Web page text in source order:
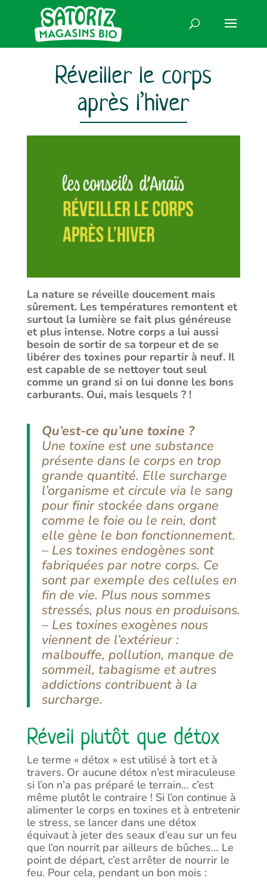
Réveiller le corps
après l’hiver
La nature se réveille doucement mais
sûrement. Les températures remontent et
surtout la lumière se fait plus généreuse
et plus intense. Notre corps a lui aussi
besoin de sortir de sa torpeur et de se
libérer des toxines pour repartir à neuf. Il
est capable de se nettoyer tout seul
comme un grand si on lui donne les bons
carburants. Oui, mais lesquels ? !
Qu’est-ce qu’une toxine ?
Une toxine est une substance
présente dans le corps en trop
grande quantité. Elle surcharge
l’organisme et circule via le sang
pour finir stockée dans organe
comme le foie ou le rein, dont
elle gène le bon fonctionnement.
– Les toxines endogènes sont
fabriquées par notre corps. Ce
sont par exemple des cellules en
fin de vie. Plus nous sommes
stressés, plus nous en produisons.
– Les toxines exogènes nous
viennent de l’extérieur :
malbouffe, pollution, manque de
sommeil, tabagisme et autres
addictions contribuent à la
surcharge.
Réveil plutôt que détox
Le terme « détox » est utilisé à tort et à
travers. Or aucune détox n’est miraculeuse
si l’on n’a pas préparé le terrain… c’est
même plutôt le contraire ! Si l’on continue à
alimenter le corps en toxines et à entretenir
le stress, se lancer dans une détox
équivaut à jeter des seaux d’eau sur un feu
que l’on nourrit par ailleurs de bûches… Le
point de départ, c’est arrêter de nourrir le
feu. Pour cela, pendant un bon mois :